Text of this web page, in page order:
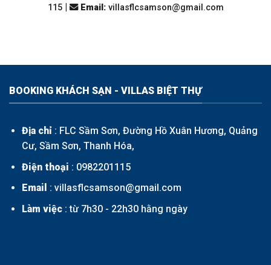
115 | Email :villasflcsamson@gmail.com
BOOKING KHÁCH SẠN - VILLAS BIỆT THỰ
Địa chỉ: FLC Sầm Sơn, Đường Hồ Xuân Hương, Quảng
Cư, Sầm Sơn, Thanh Hóa,
Điện thoại : 0982201115
Email : villasflcsamson@gmail.com
Làm việc: từ 7h30 - 22h30 hằng ngày